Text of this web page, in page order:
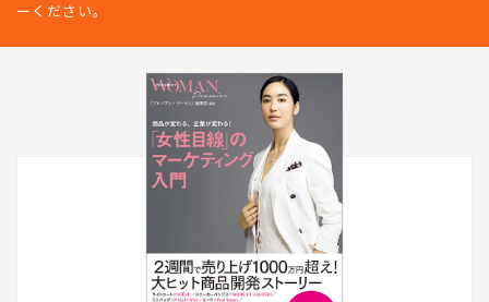
ーください。